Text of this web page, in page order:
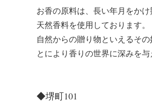
お香の原料は、長い年月をか
天然香料を使用しております。
自然からの贈り物といえるそ
とにより香りの世界に深みを
◆堺町101